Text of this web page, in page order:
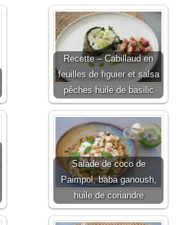
Recette – Cabillaud en
feuilles de figuier et salsa
pêches huile de basilic
Salade de coco de
Paimpol, baba ganoush,
huile de coriandre